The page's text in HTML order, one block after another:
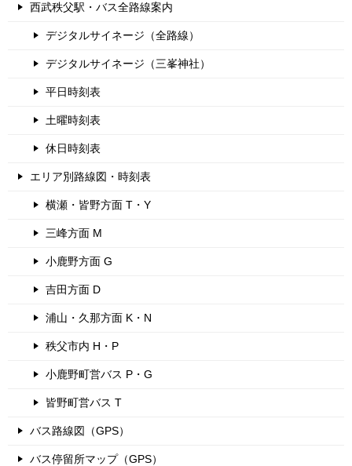
西武秩父駅・バス全路線案内
デジタルサイネージ（全路線）
デジタルサイネージ（三峯神社）
平日時刻表
土曜時刻表
休日時刻表
エリア別路線図・時刻表
横瀬・皆野方面 T・Y
三峰方面 M
小鹿野方面 G
吉田方面 D
浦山・久那方面 K・N
秩父市内 H・P
小鹿野町営バス P・G
皆野町営バス T
バス路線図（GPS）
バス停留所マップ（GPS）